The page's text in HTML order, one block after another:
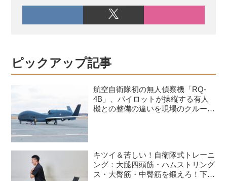
ピックアップ記事
航空自衛隊初の無人偵察機「RQ-
4B」、パイロットが操縦する有人
機との整備の違いを現場のクルーが
キツイ＆苦しい！自衛隊式トレーニ
ング：大腿四頭筋・ハムストリング
ス・大臀筋・中臀筋を鍛えろ！下半